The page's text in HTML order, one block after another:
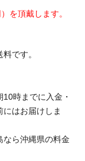
を頂戴します。
です。
時までに入金・
はお届けしま
なら沖縄県の料金